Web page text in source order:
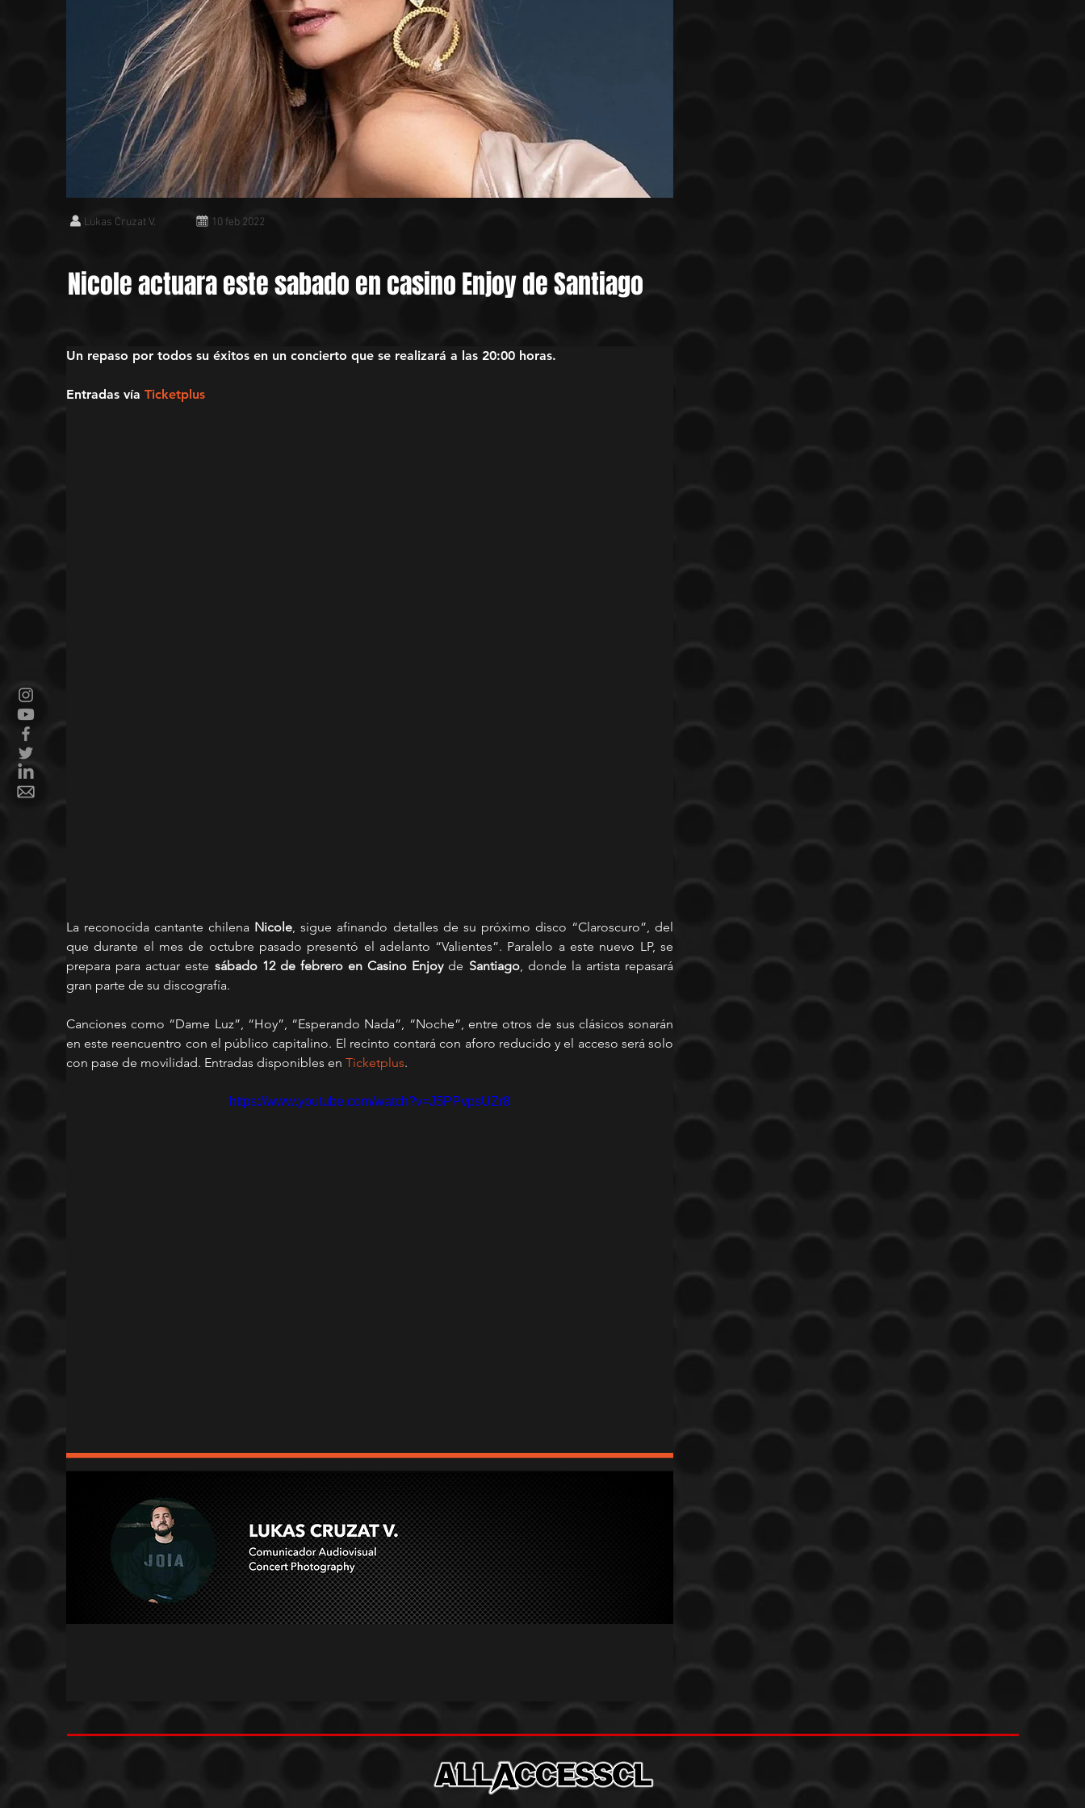
Lukas Cruzat V. 10 feb 2022
Nicole actuara este sabado en casino Enjoy de Santiago
Un repaso por todos su éxitos en un concierto que se realizará a las 20:00 horas.
Entradas vía Ticketplus
La reconocida cantante chilena Nicole, sigue afinando detalles de su próximo disco “Claroscuro”, del
que durante el mes de octubre pasado presentó el adelanto “Valientes”. Paralelo a este nuevo LP, se
prepara para actuar este sábado 12 de febrero en Casino Enjoy de Santiago, donde la artista repasará
gran parte de su discografía.
Canciones como “Dame Luz”, “Hoy”, “Esperando Nada”, “Noche”, entre otros de sus clásicos sonarán
en este reencuentro con el público capitalino. El recinto contará con aforo reducido y el acceso será solo
con pase de movilidad. Entradas disponibles en Ticketplus.
https://www.youtube.com/watch?v=J5PPvpsUZr8